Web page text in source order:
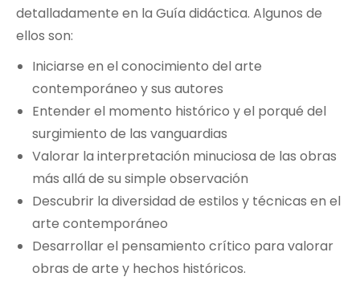
detalladamente en la Guía didáctica. Algunos de
ellos son:
Iniciarse en el conocimiento del arte
contemporáneo y sus autores
Entender el momento histórico y el porqué del
surgimiento de las vanguardias
Valorar la interpretación minuciosa de las obras
más allá de su simple observación
Descubrir la diversidad de estilos y técnicas en el
arte contemporáneo
Desarrollar el pensamiento crítico para valorar
obras de arte y hechos históricos.